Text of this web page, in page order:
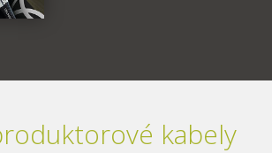
kabely